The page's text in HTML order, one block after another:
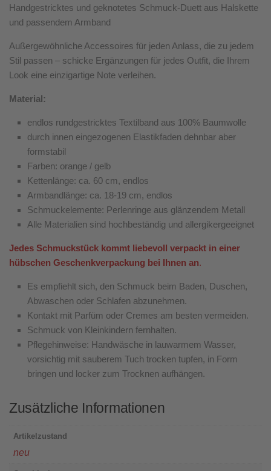
Handgestricktes und geknotetes Schmuck-Duett aus Halskette
und passendem Armband
Außergewöhnliche Accessoires für jeden Anlass, die zu jedem
Stil passen – schicke Ergänzungen für jedes Outfit, die Ihrem
Look eine einzigartige Note verleihen.
Material:
endlos rundgestricktes Textilband aus 100% Baumwolle
durch innen eingezogenen Elastikfaden dehnbar aber
formstabil
Farben: orange / gelb
Kettenlänge: ca. 60 cm, endlos
Armbandlänge: ca. 18-19 cm, endlos
Schmuckelemente: Perlenringe aus glänzendem Metall
Alle Materialien sind hochbeständig und allergikergeeignet
Jedes Schmuckstück kommt liebevoll verpackt in einer
hübschen Geschenkverpackung bei Ihnen an.
Es empfiehlt sich, den Schmuck beim Baden, Duschen,
Abwaschen oder Schlafen abzunehmen.
Kontakt mit Parfüm oder Cremes am besten vermeiden.
Schmuck von Kleinkindern fernhalten.
Pflegehinweise: Handwäsche in lauwarmem Wasser,
vorsichtig mit sauberem Tuch trocken tupfen, in Form
bringen und locker zum Trocknen aufhängen.
Zusätzliche Informationen
Artikelzustand
neu